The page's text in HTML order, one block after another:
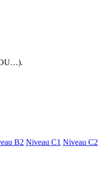
B2 Niveau C1 Niveau C2